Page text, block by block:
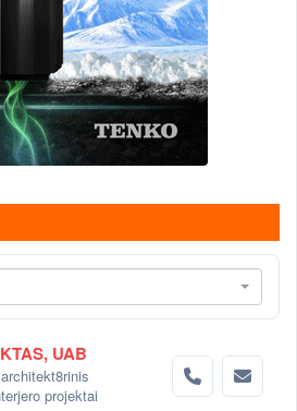
UAB
projektai